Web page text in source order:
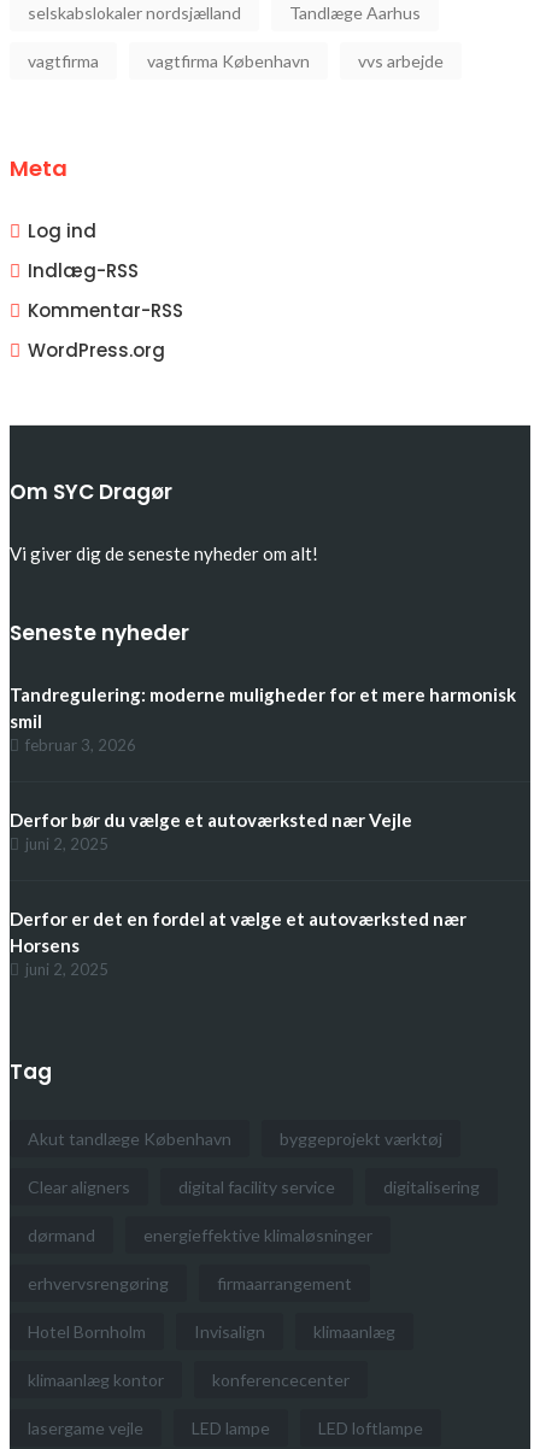
selskabslokaler nordsjælland Tandlæge Aarhus
vagtfirma vagtfirma København vvs arbejde
Meta
Log ind
Indlæg-RSS
Kommentar-RSS
WordPress.org
Om SYC Dragør
Vi giver dig de seneste nyheder om alt!
Seneste nyheder
Tandregulering: moderne muligheder for et mere harmonisk
smil
februar 3, 2026
Derfor bør du vælge et autoværksted nær Vejle
juni 2, 2025
Derfor er det en fordel at vælge et autoværksted nær
Horsens
juni 2, 2025
Tag
Akut tandlæge København byggeprojekt værktøj
Clear aligners digital facility service digitalisering
dørmand energieffektive klimaløsninger
erhvervsrengøring firmaarrangement
Hotel Bornholm Invisalign klimaanlæg
klimaanlæg kontor konferencecenter
lasergame vejle LED lampe LED loftlampe